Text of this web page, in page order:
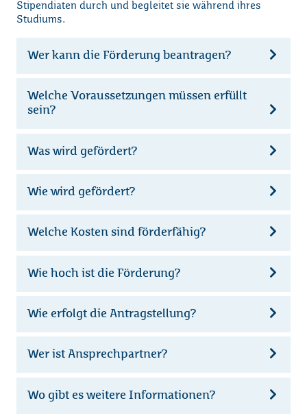
Stipendiaten durch und begleitet sie während ihres
Studiums.
Wer kann die Förderung beantragen?
Welche Voraussetzungen müssen erfüllt
sein?
Was wird gefördert?
Wie wird gefördert?
Welche Kosten sind förderfähig?
Wie hoch ist die Förderung?
Wie erfolgt die Antragstellung?
Wer ist Ansprechpartner?
Wo gibt es weitere Informationen?